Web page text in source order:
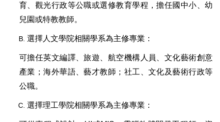
育、觀光行政等公職或選修教育學程，擔任國中小、幼
兒園或特教教師。
選擇人文學院相關學系為主修專業：
可擔任英文編譯、旅遊、航空機構人員、文化藝術創意
產業；海外華語、藝才教師；社工、文化及藝術行政等
公職。
選擇理工學院相關學系為主修專業：